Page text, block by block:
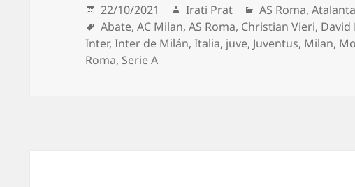
Publicado
el
22/10/2021 Autor
Irati Prat Categorías
AS Roma,Atalanta
Etiquetas
Abate,AC Milan,AS Roma, Christian Vieri, David
Inter,Inter de Milán,Italia, juve, Juventus, Milan,
Roma, Serie A